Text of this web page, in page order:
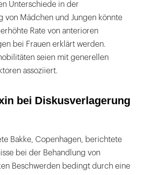
Unterschiede in der
von Mädchen und Jungen könnte
Rate von anterioren
bei Frauen erklärt werden.
seien mit generellen
assoziiert.
bei Diskusverlagerung
Bakke, Copenhagen, berichtete
bei der Behandlung von
Beschwerden bedingt durch eine